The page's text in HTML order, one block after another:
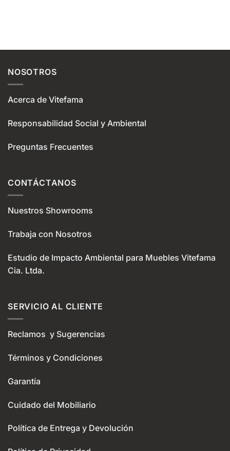
NOSOTROS
Acerca de Vitefama
Responsabilidad Social y Ambiental
Preguntas Frecuentes
CONTÁCTANOS
Nuestros Showrooms
Trabaja con Nosotros
Estudio de Impacto Ambiental para Muebles Vitefama
Cia. Ltda.
SERVICIO AL CLIENTE
Reclamos y Sugerencias
Términos y Condiciones
Garantía
Cuidado del Mobiliario
Política de Entrega y Devolución